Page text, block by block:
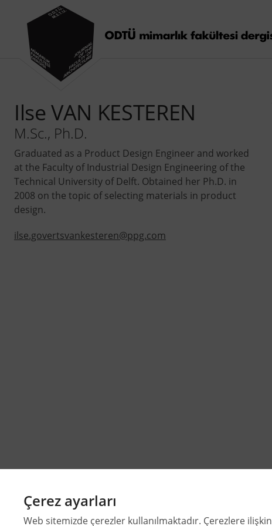
Ilse VAN KESTEREN
M.Sc., Ph.D.
Graduated as a Product Design Engineer and worked
at the Faculty of Industrial Design Engineering of the
Technical University of Delft. Obtained her Ph.D. in
2008 on the topic of selecting materials in product
design.
ilse.govertsvankesteren@ppg.com
Çerez ayarları
Web sitemizde çerezler kullanılmaktadır. Çerezlere